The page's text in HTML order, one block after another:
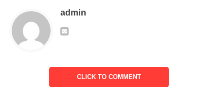
GSC, kader PKK Kelurahan Lebak Denok dan ketua RT/RW
Link GSC.
Ketua RW 06 menjelaskan kepada media klikviral.com,
di Lingkungan Perumahan Grant Sutera Cilegon (GSC) berjalan
lancar, walupun pelaksanaan nya secara mendadak.
admin
CLICK TO COMMENT